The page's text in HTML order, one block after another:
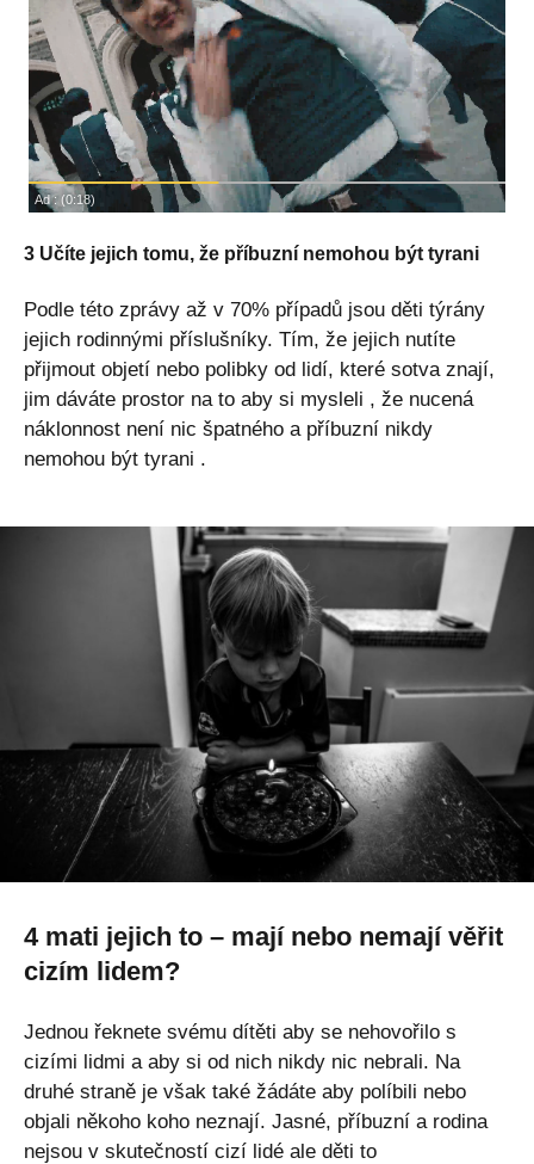
3 Učíte jejich tomu, že příbuzní nemohou být tyrani
Podle této zprávy až v 70% případů jsou děti týrány
jejich rodinnými příslušníky. Tím, že jejich nutíte
přijmout objetí nebo polibky od lidí, které sotva znají,
jim dáváte prostor na to aby si mysleli , že nucená
náklonnost není nic špatného a příbuzní nikdy
nemohou být tyrani .
4 mati jejich to – mají nebo nemají věřit
cizím lidem?
Jednou řeknete svému dítěti aby se nehovořilo s
cizími lidmi a aby si od nich nikdy nic nebrali. Na
druhé straně je však také žádáte aby políbili nebo
objali někoho koho neznají. Jasné, příbuzní a rodina
nejsou v skutečností cizí lidé ale děti to